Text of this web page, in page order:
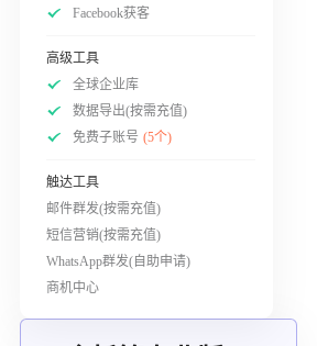
Facebook获客
高级工具
全球企业库
数据导出(按需充值)
免费子账号 (5个)
触达工具
邮件群发(按需充值)
短信营销(按需充值)
WhatsApp群发(自助申请)
商机中心